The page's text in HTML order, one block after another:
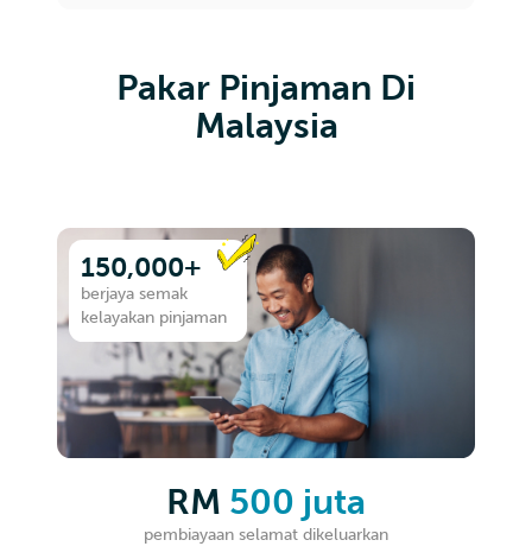
Pakar Pinjaman Di
Malaysia
150,000+
berjaya semak
kelayakan pinjaman
RM 500 juta
pembiayaan selamat dikeluarkan